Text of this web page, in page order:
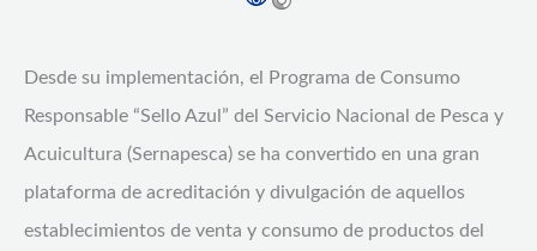
Desde su implementación, el Programa de Consumo
Responsable “Sello Azul” del Servicio Nacional de Pesca y
Acuicultura (Sernapesca) se ha convertido en una gran
plataforma de acreditación y divulgación de aquellos
establecimientos de venta y consumo de productos del